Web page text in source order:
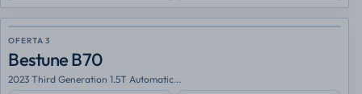
OFERTA 3
Bestune B70
2023 Third Generation 1.5T Automatic...